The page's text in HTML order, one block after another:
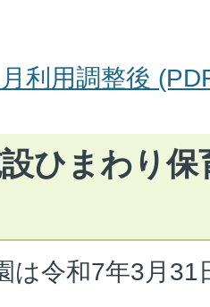
利用調整後
ひまわり
は令和7年3月31